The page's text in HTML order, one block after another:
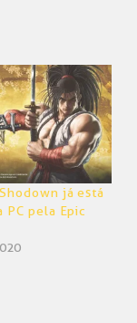
já está
pela Epic